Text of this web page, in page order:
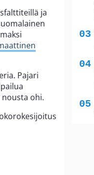
ja
Pajari
ohi.